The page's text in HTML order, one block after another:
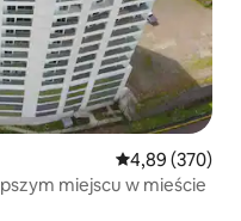
Średnia
4,89 (370)
miejscu w mieście